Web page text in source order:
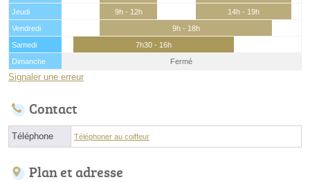
Jeudi
9h - 12h
14h - 19h
Vendredi
9h - 18h
Samedi
7h30 - 16h
Dimanche
Fermé
Signaler une erreur
Contact
Téléphone Téléphoner au coiffeur
Plan et adresse